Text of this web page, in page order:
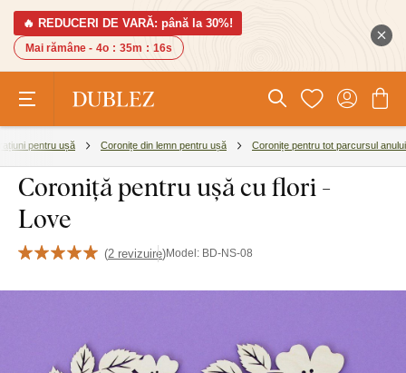
🔥 REDUCERI DE VARĂ: până la 30%!
Mai rămâne - 4o : 35m : 16s
pentru ușă Coronițe din lemn pentru ușă Coronițe pentru tot parcursul anului
Coroniță pentru ușă cu flori -
Love
(2 revizuire)Model: BD-NS-08